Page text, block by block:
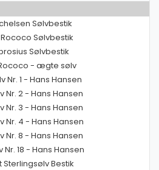
Sølvbestik
Sølvbestik
Sølvbestik
- ægte sølv
Nr. 1 - Hans Hansen
Nr. 2 - Hans Hansen
Nr. 3 - Hans Hansen
Nr. 4 - Hans Hansen
Nr. 8 - Hans Hansen
Nr. 18 - Hans Hansen
Sterlingsølv Bestik